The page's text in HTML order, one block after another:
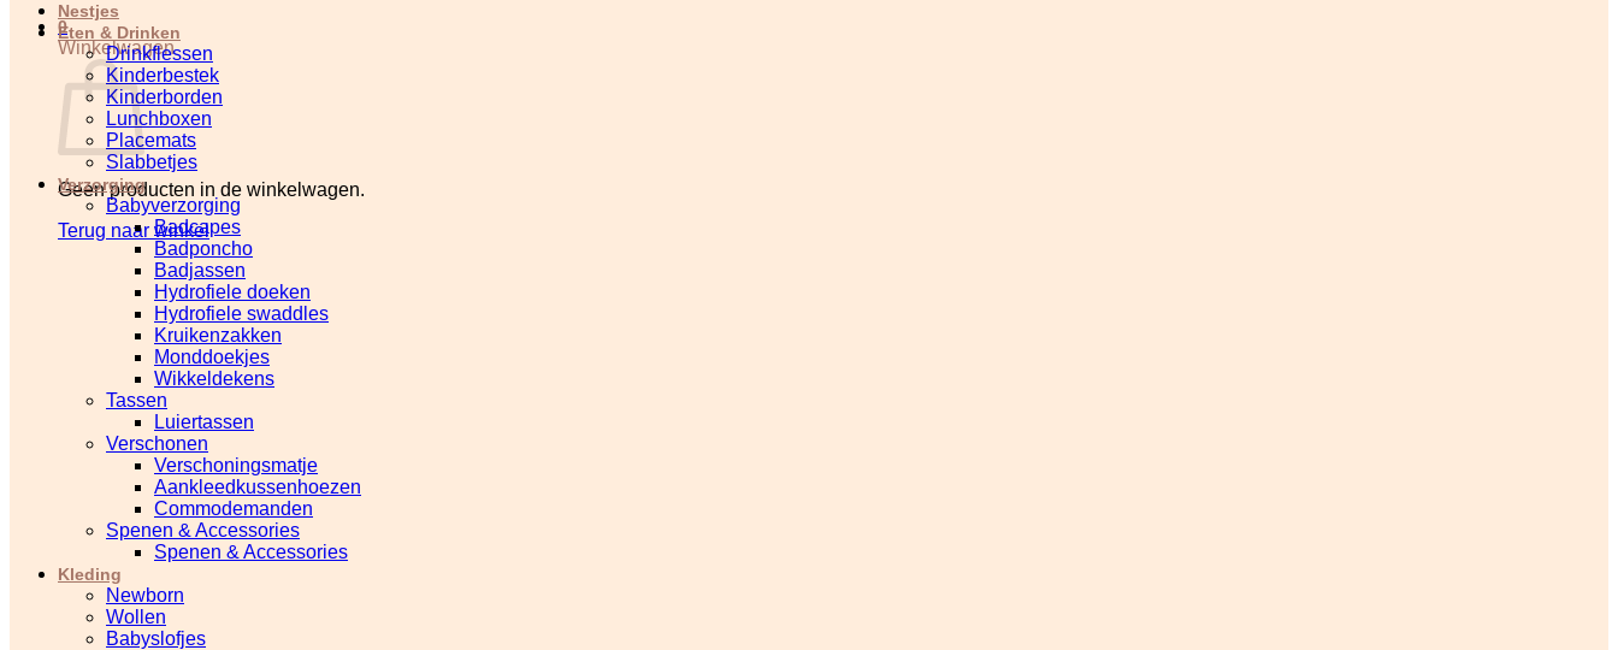
0
Winkelwagen
Geen producten in de winkelwagen.
Terug naar winkel
Nestjes
Eten & Drinken
Drinkflessen
Kinderbestek
Kinderborden
Lunchboxen
Placemats
Slabbetjes
Verzorging
Babyverzorging
Badcapes
Badponcho
Badjassen
Hydrofiele doeken
Hydrofiele swaddles
Kruikenzakken
Monddoekjes
Wikkeldekens
Tassen
Luiertassen
Verschonen
Verschoningsmatje
Aankleedkussenhoezen
Commodemanden
Spenen & Accessories
Spenen & Accessories
Kleding
Newborn
Wollen
Babyslofjes